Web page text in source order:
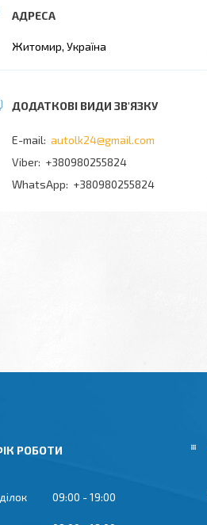
Житомир, Україна
autolk24@gmail.com
+380980255824
+380980255824
РОБОТИ
09:00 19:00